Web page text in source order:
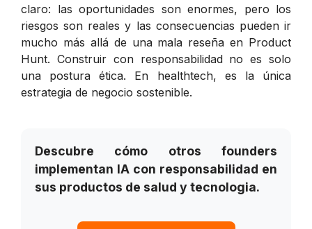
claro: las oportunidades son enormes, pero los
riesgos son reales y las consecuencias pueden ir
mucho más allá de una mala reseña en Product
Hunt. Construir con responsabilidad no es solo
una postura ética. En healthtech, es la única
estrategia de negocio sostenible.
Descubre cómo otros founders
implementan IA con responsabilidad en
sus productos de salud y tecnologia.